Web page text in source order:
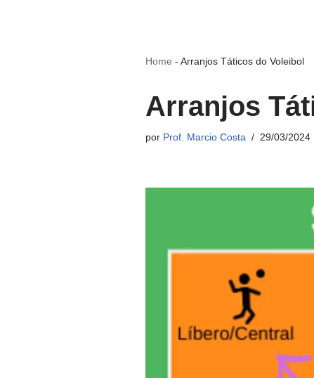
Home - Arranjos Táticos do Voleibol
Arranjos
por Prof. Marcio Costa 29/03/2024